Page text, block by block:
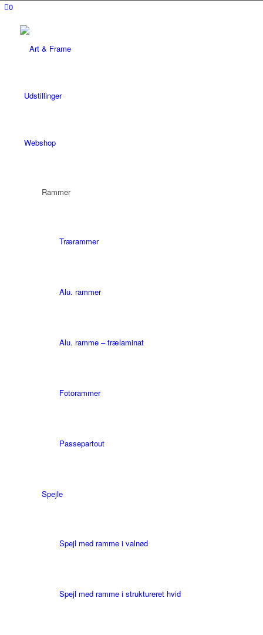
0
Udstillinger
Webshop
Rammer
Trærammer
Alu. rammer
Alu. ramme – trælaminat
Fotorammer
Passepartout
Spejle
Spejl med ramme i valnød
Spejl med ramme i struktureret hvid